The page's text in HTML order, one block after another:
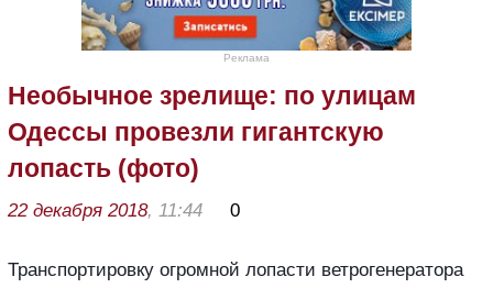
Реклама
Необычное зрелище: по улицам
Одессы провезли гигантскую
лопасть (фото)
22 декабря 2018, 11:44 0
Транспортировку огромной лопасти ветрогенератора